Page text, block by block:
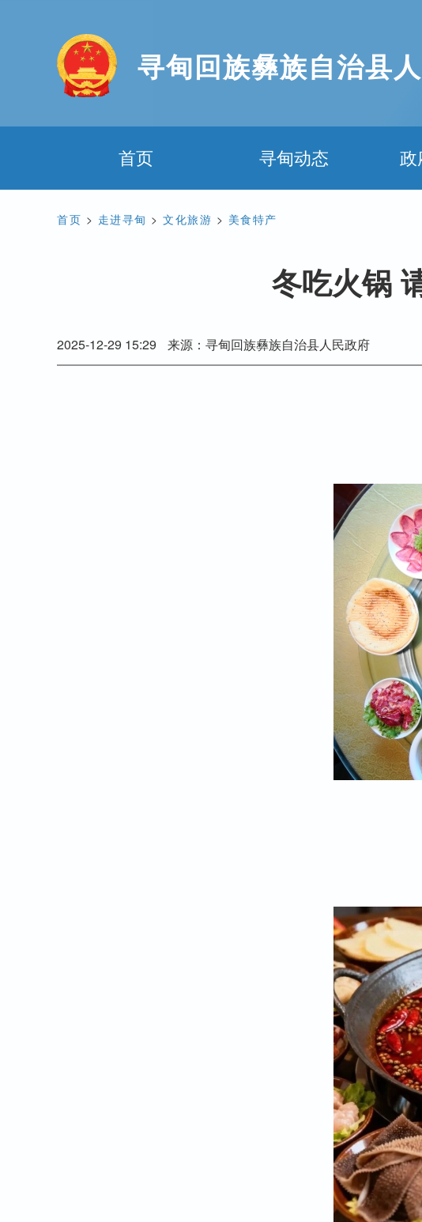
寻甸回族彝族自治县
首页 寻甸动态 政
首页 > 走进寻甸 > 文化旅游 > 美食特产
冬吃火锅
2025-12-29 15:29 来源：寻甸回族彝族自治县人民政府